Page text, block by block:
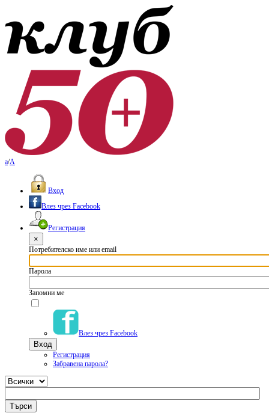
a/A
Вход
Влез чрез Facebook
Регистрация
×
Потребителско име или email
Парола
Запомни ме
Влез чрез Facebook
Регистрация
Забравена парола?